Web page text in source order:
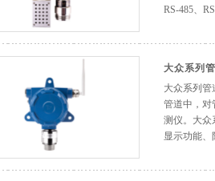
RS-485、
大众系列
大众系列管
管道中，对
测仪。大众
显示功能、